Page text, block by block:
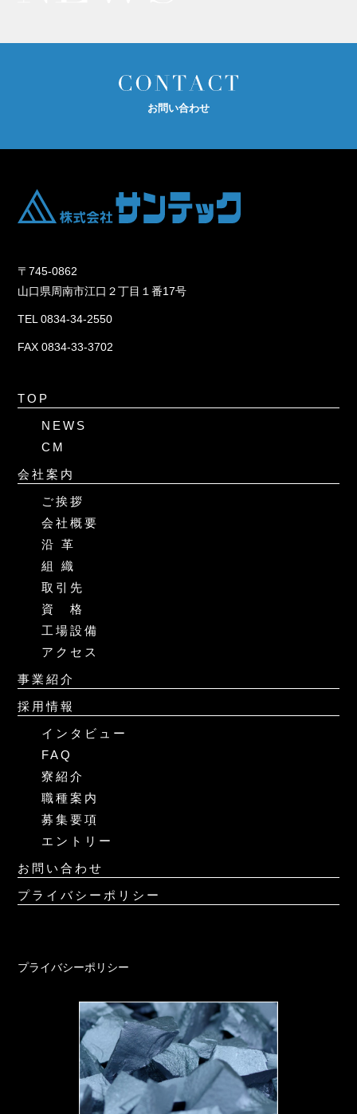
お問い合わせ
〒745-0862
山口県周南市江口２丁目１番17号
TEL 0834-34-2550
FAX 0834-33-3702
TOP
NEWS
CM
会社案内
ご挨拶
会社概要
沿 革
組 織
取引先
資 格
工場設備
アクセス
事業紹介
採用情報
インタビュー
FAQ
寮紹介
職種案内
募集要項
エントリー
お問い合わせ
プライバシーポリシー
プライバシーポリシー